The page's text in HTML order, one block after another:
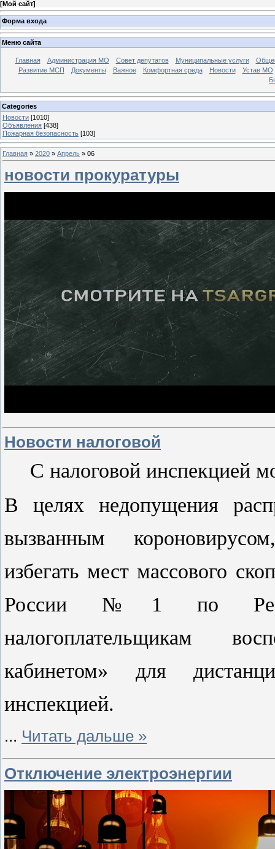
[Мой сайт]
Форма входа
Меню сайта
Главная Администрация МО Совет депутатов Муниципальные услуги
Развитие МСП
Документы Важное Комфортная среда Новости
Устав МО
Categories
Новости [1010]
Объявления [438]
Пожарная безопасность [103]
Главная » 2020 » Апрель » 06
новости прокуратуры
Новости налоговой
С налоговой инспекцией
В целях недопущения
вызванным
избегать мест массового
России №1 по
налогоплательщикам
кабинетом» для
инспекцией.
... Читать дальше »
Отключение электроэнергии